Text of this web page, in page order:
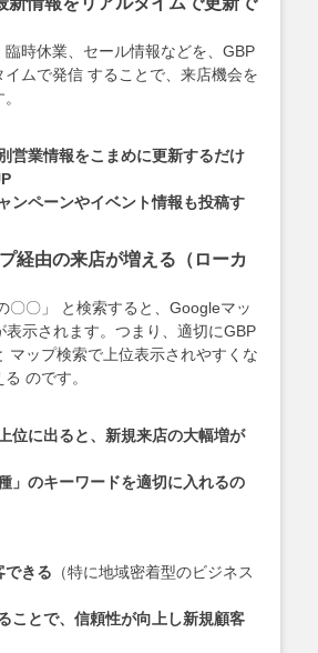
臨時休業、セール情報などを、GBP
イムで発信 することで、来店機会を
営業情報をこまめに更新するだけ
ンペーンやイベント情報も投稿す
経由の来店が増える（ローカ
〇〇」 と検索すると、Googleマッ
表示されます。つまり、適切にGBP
マップ検索で上位表示されやすくな
のです。
位に出ると、新規来店の大幅増が
」のキーワードを適切に入れるの
できる （特に地域密着型のビジネス
ことで、信頼性が向上し新規顧客